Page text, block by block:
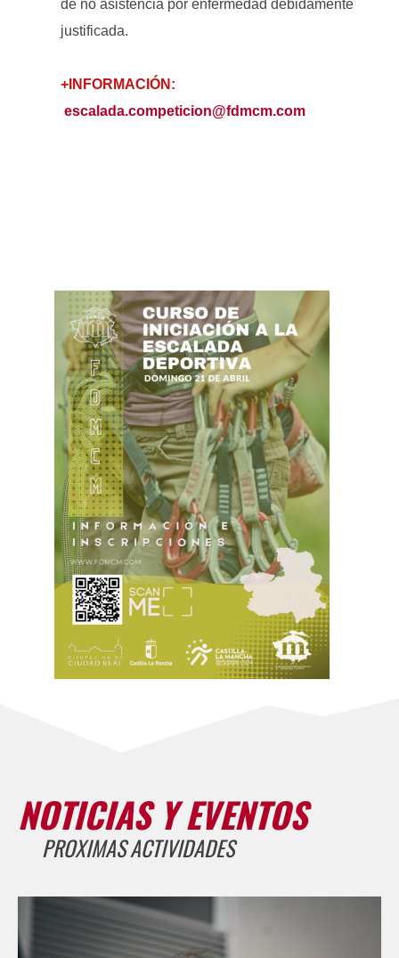
de no asistencia por enfermedad debidamente
justificada.
+INFORMACIÓN:
escalada.competicion@fdmcm.com
NOTICIAS Y EVENTOS
PROXIMAS ACTIVIDADES